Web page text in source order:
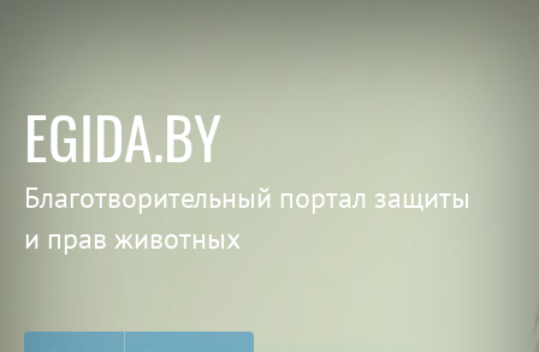
EGIDA.BY
Благотворительный портал защиты
и прав животных